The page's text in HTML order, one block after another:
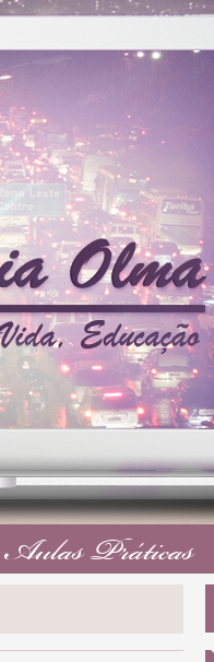
Aulas Práticas